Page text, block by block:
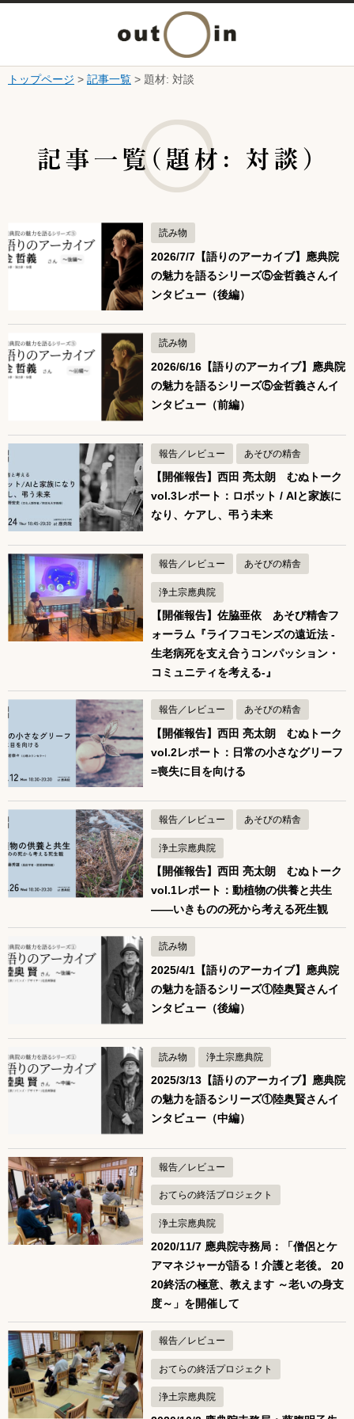
本文へ
ニ
ー
く
トップページ > 記事一覧 > 題材: 対談
記事一覧(題材: 対談)
読み物
2026/7/7【語りのアーカイブ】應典院
の魅力を語るシリーズ⑤金哲義さんイ
ンタビュー（後編）
読み物
2026/6/16【語りのアーカイブ】應典院
の魅力を語るシリーズ⑤金哲義さんイ
ンタビュー（前編）
報告／レビュー あそびの精舎
【開催報告】西田 亮太朗 むぬトーク
vol.3レポート：ロボット / AIと家族に
なり、ケアし、弔う未来
報告／レビュー あそびの精舎
浄土宗應典院
【開催報告】佐脇亜依 あそび精舎フ
ォーラム『ライフコモンズの遠近法 -
生老病死を支え合うコンパッション・
コミュニティを考える-』
報告／レビュー あそびの精舎
【開催報告】西田 亮太朗 むぬトーク
vol.2レポート：日常の小さなグリーフ
=喪失に目を向ける
報告／レビュー あそびの精舎
浄土宗應典院
【開催報告】西田 亮太朗 むぬトーク
vol.1レポート：動植物の供養と共生
——いきものの死から考える死生観
読み物
2025/4/1【語りのアーカイブ】應典院
の魅力を語るシリーズ①陸奥賢さんイ
ンタビュー（後編）
読み物 浄土宗應典院
2025/3/13【語りのアーカイブ】應典院
の魅力を語るシリーズ①陸奥賢さんイ
ンタビュー（中編）
報告／レビュー
おてらの終活プロジェクト
浄土宗應典院
2020/11/7 應典院寺務局：「僧侶とケ
アマネジャーが語る！介護と老後。 20
20終活の極意、教えます ～老いの身支
度～」を開催して
報告／レビュー
おてらの終活プロジェクト
浄土宗應典院